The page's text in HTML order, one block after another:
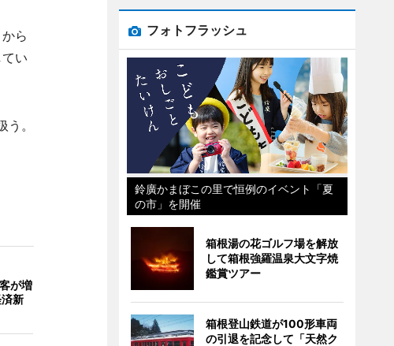
ら
い
。
が増
新
フォトフラッシュ
鈴廣かまぼこの里で恒例のイベント「夏
の市」を開催
箱根湯の花ゴルフ場を解放
して箱根強羅温泉大文字焼
鑑賞ツアー
箱根登山鉄道が100形車両
の引退を記念して「天然ク